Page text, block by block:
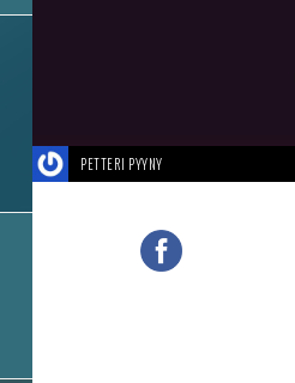
PETTERI PYYNY